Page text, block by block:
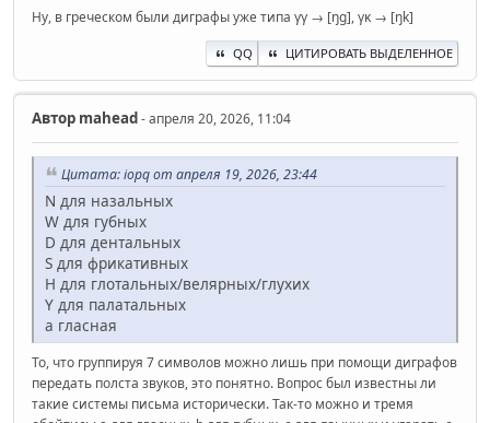
Ну, в греческом были диграфы уже типа γγ → [ŋg], γκ → [ŋk]
QQ ЦИТИРОВАТЬ ВЫДЕЛЕННОЕ
Автор mahead- апреля 20, 2026, 11:04
Цитата: iopq от апреля 19, 2026, 23:44
N для назальных
W для губных
D для дентальных
S для фрикативных
H для глотальных/велярных/глухих
Y для палатальных
a гласная
То, что группируя 7 символов можно лишь при помощи диграфов
передать полста звуков, это понятно. Вопрос был известны ли
такие системы письма исторически. Так-то можно и тремя